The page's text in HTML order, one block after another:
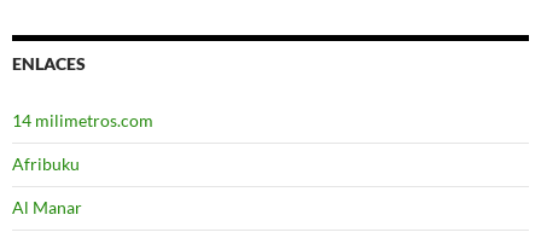
ENLACES
14 milimetros.com
Afribuku
Al Manar